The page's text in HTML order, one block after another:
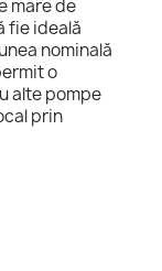
mare de
fie ideală
nominală
o
alte pompe
prin